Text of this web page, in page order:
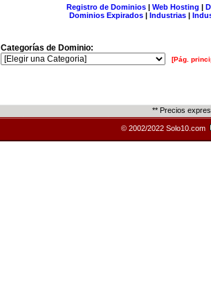
Registro de Dominios| Web Hosting |
Dominios Expirados | Industrias |
Categorías de Dominio:
[Pág.
** Precios
© 2002/2022 Solo10.com